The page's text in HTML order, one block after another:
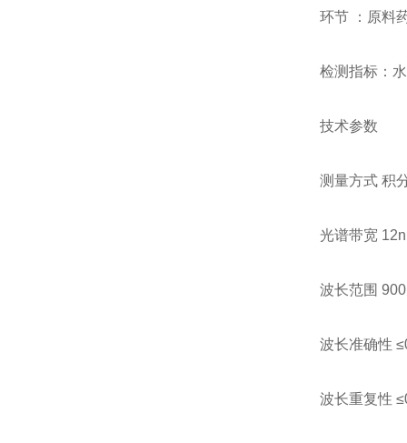
环节 ：原料
检测指标：
技术参数
测量方式 积
光谱带宽
波长范围
波长准确性
波长重复性